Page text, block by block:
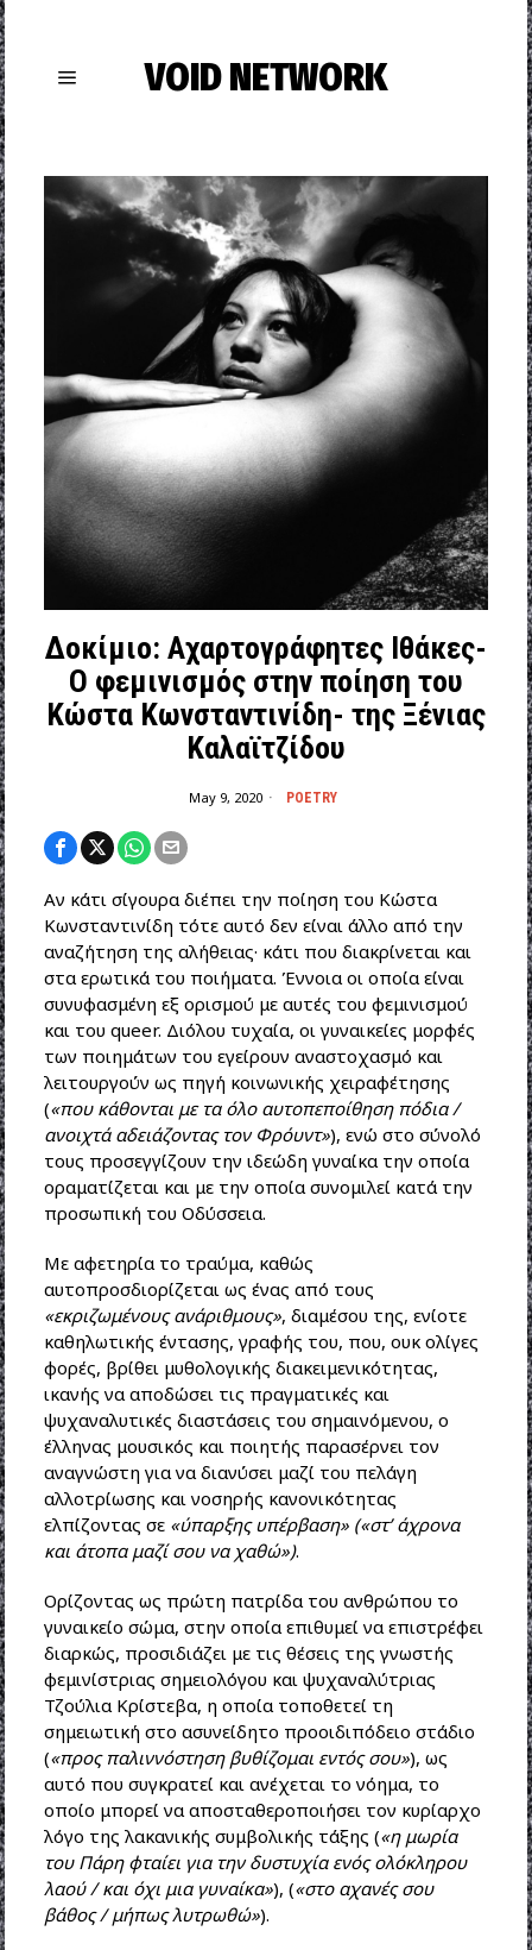
VOID NETWORK
Δοκίμιο: Αχαρτογράφητες Ιθάκες-
Ο φεμινισμός στην ποίηση του
Κώστα Κωνσταντινίδη- της Ξένιας
Καλαϊτζίδου
May 9, 2020 POETRY
Αν κάτι σίγουρα διέπει την ποίηση του Κώστα
Κωνσταντινίδη τότε αυτό δεν είναι άλλο από την
αναζήτηση της αλήθειας· κάτι που διακρίνεται και
στα ερωτικά του ποιήματα. Έννοια οι οποία είναι
συνυφασμένη εξ ορισμού με αυτές του φεμινισμού
και του queer. Διόλου τυχαία, οι γυναικείες μορφές
των ποιημάτων του εγείρουν αναστοχασμό και
λειτουργούν ως πηγή κοινωνικής χειραφέτησης
(«που κάθονται με τα όλο αυτοπεποίθηση πόδια /
ανοιχτά αδειάζοντας τον Φρόυντ»), ενώ στο σύνολό
τους προσεγγίζουν την ιδεώδη γυναίκα την οποία
οραματίζεται και με την οποία συνομιλεί κατά την
προσωπική του Οδύσσεια.
Με αφετηρία το τραύμα, καθώς
αυτοπροσδιορίζεται ως ένας από τους
«εκριζωμένους ανάριθμους», διαμέσου της, ενίοτε
καθηλωτικής έντασης, γραφής του, που, ουκ ολίγες
φορές, βρίθει μυθολογικής διακειμενικότητας,
ικανής να αποδώσει τις πραγματικές και
ψυχαναλυτικές διαστάσεις του σημαινόμενου, ο
έλληνας μουσικός και ποιητής παρασέρνει τον
αναγνώστη για να διανύσει μαζί του πελάγη
αλλοτρίωσης και νοσηρής κανονικότητας
ελπίζοντας σε «ύπαρξης υπέρβαση» («στ’ άχρονα
και άτοπα μαζί σου να χαθώ»).
Ορίζοντας ως πρώτη πατρίδα του ανθρώπου το
γυναικείο σώμα, στην οποία επιθυμεί να επιστρέφει
διαρκώς, προσιδιάζει με τις θέσεις της γνωστής
φεμινίστριας σημειολόγου και ψυχαναλύτριας
Τζούλια Κρίστεβα, η οποία τοποθετεί τη
σημειωτική στο ασυνείδητο προοιδιπόδειο στάδιο
(«προς παλιννόστηση βυθίζομαι εντός σου»), ως
αυτό που συγκρατεί και ανέχεται το νόημα, το
οποίο μπορεί να αποσταθεροποιήσει τον κυρίαρχο
λόγο της λακανικής συμβολικής τάξης («η μωρία
του Πάρη φταίει για την δυστυχία ενός ολόκληρου
λαού / και όχι μια γυναίκα»), («στο αχανές σου
βάθος / μήπως λυτρωθώ»).